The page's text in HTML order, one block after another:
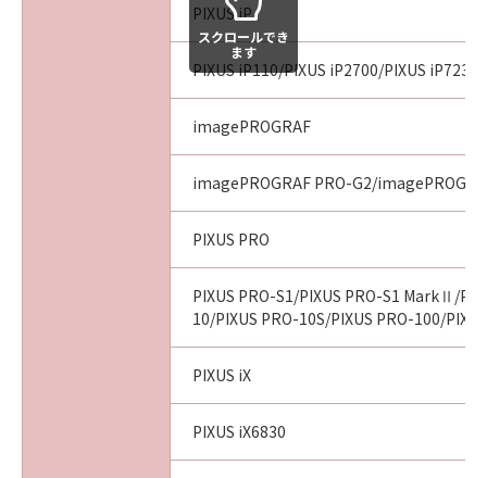
PIXUS iP
PIXUS iP110/PIXUS iP2700/PIXUS
imagePROGRAF
imagePROGRAF PRO-G2/
PIXUS PRO
PIXUS PRO-S1/PIXUS PRO-S1 MarkⅡ/
10/PIXUS PRO-10S/PIXUS PRO-100/
PIXUS iX
PIXUS iX6830
スクロールでき
ます